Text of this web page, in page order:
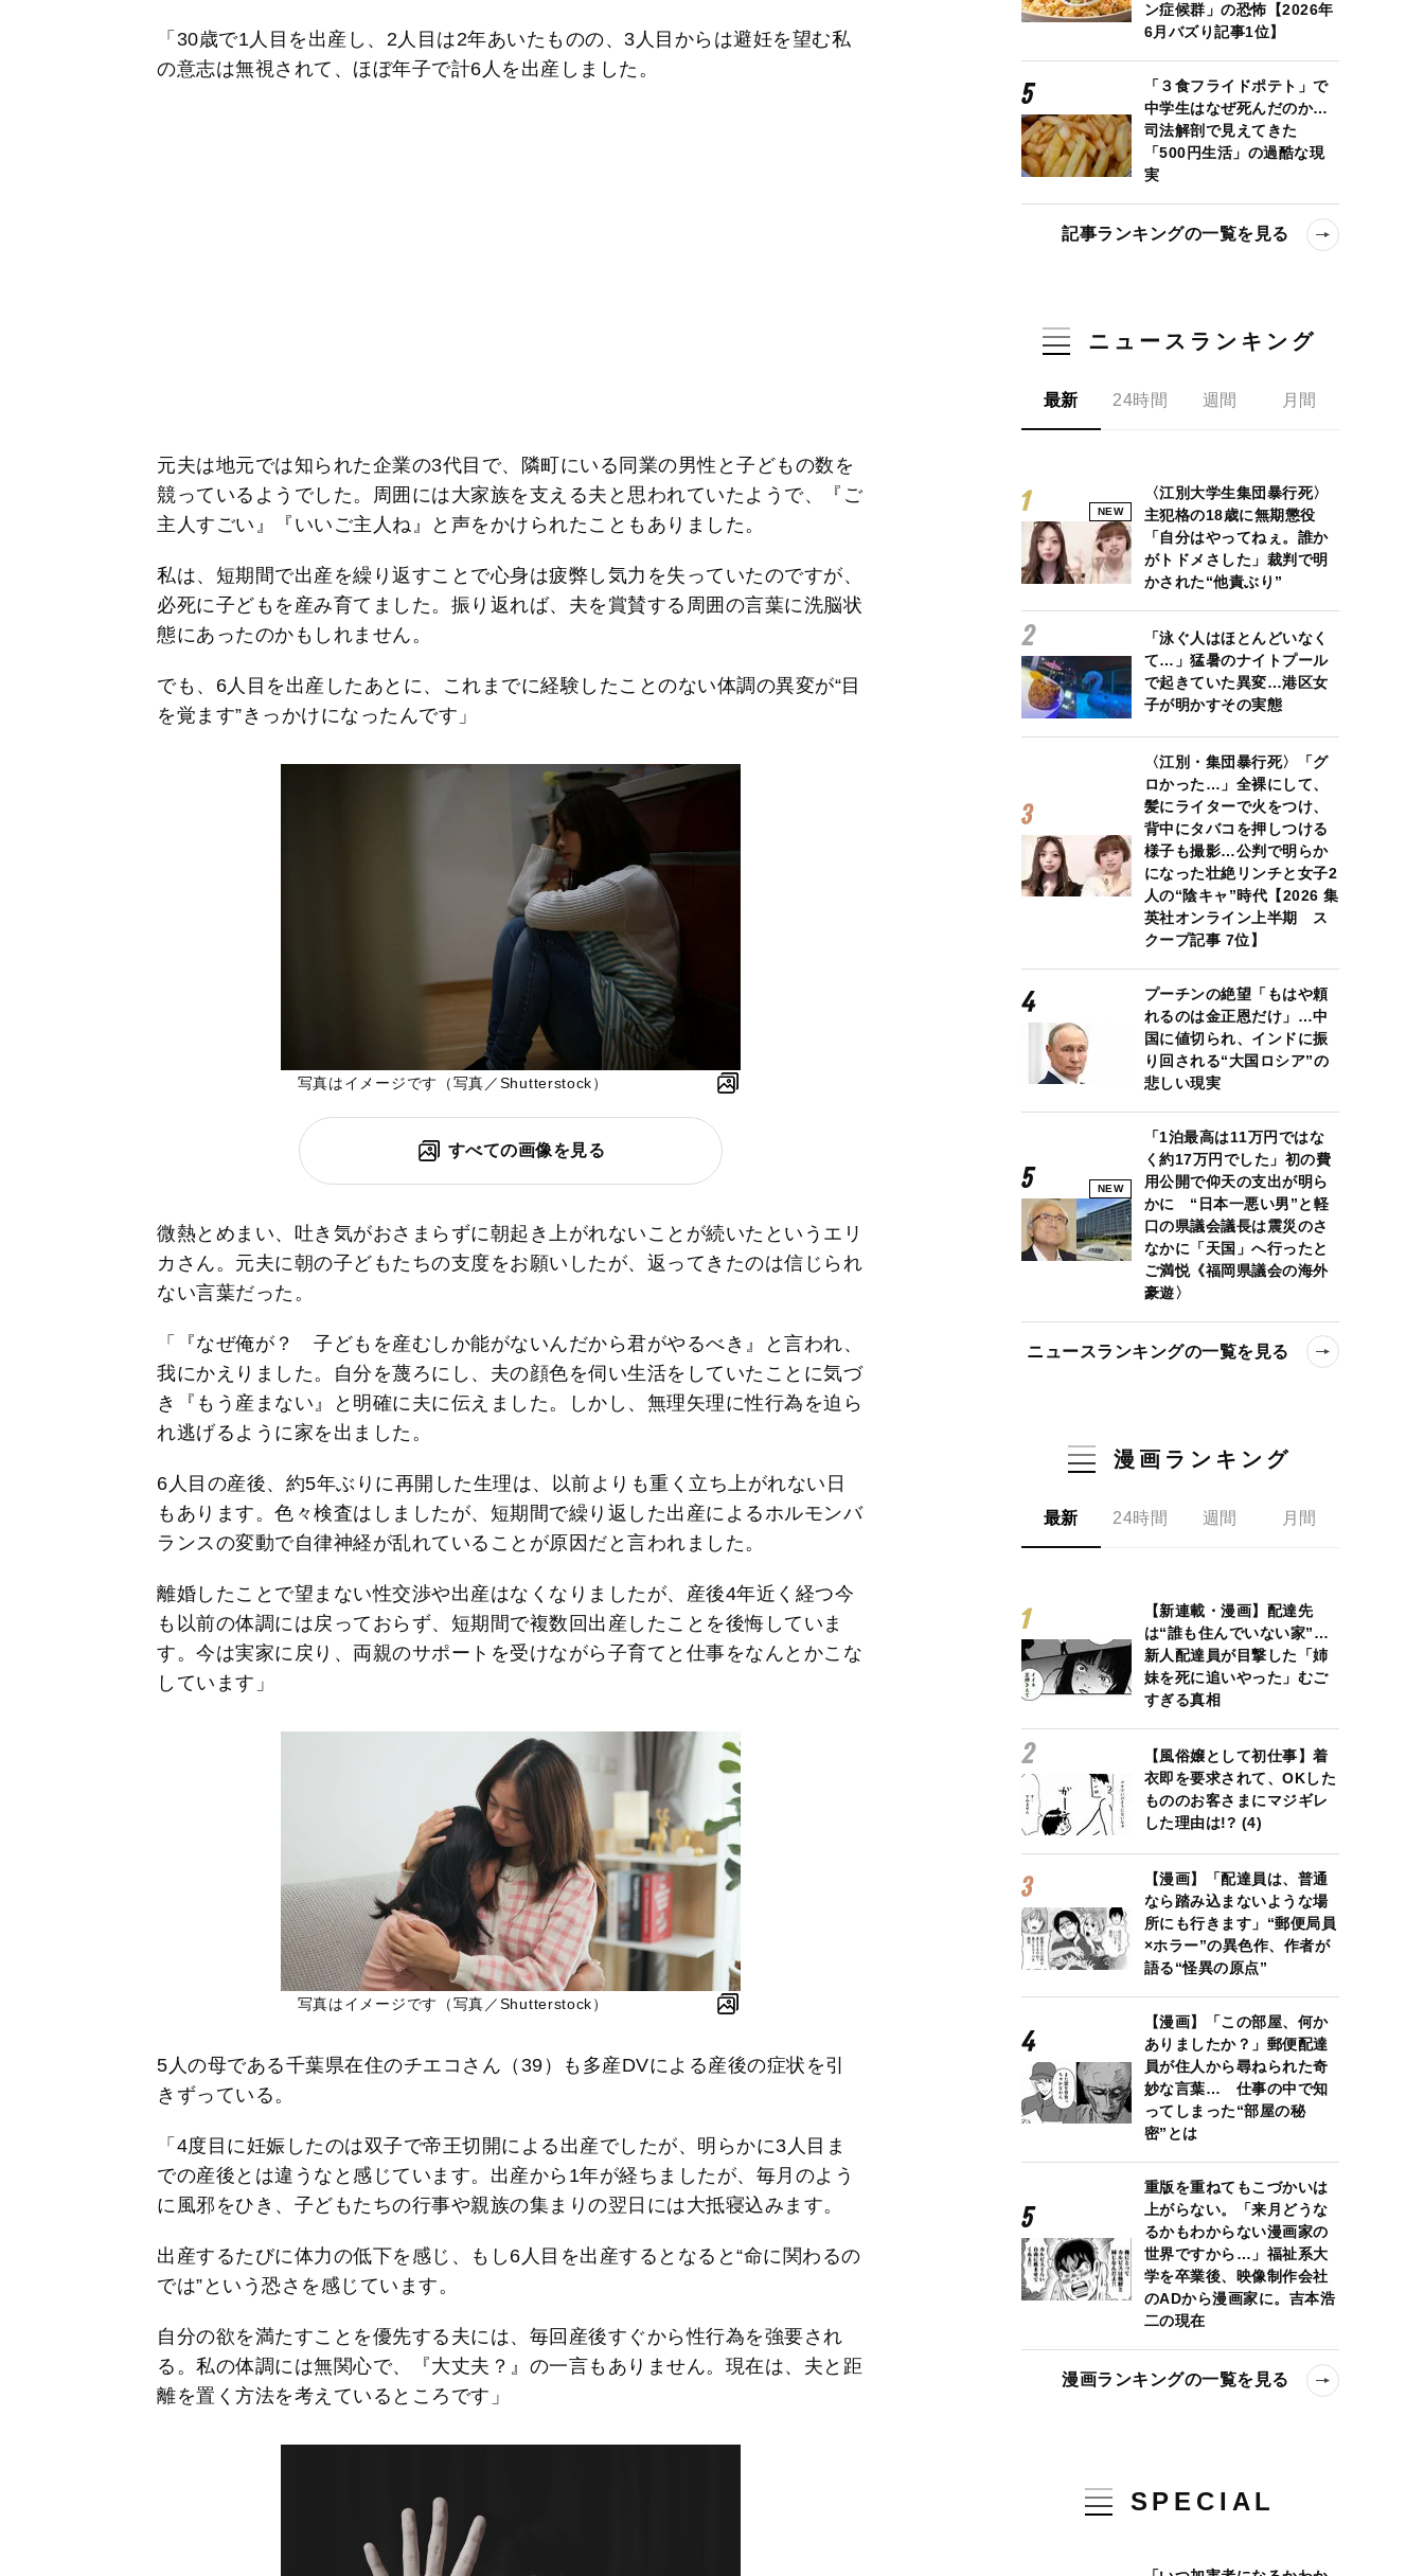
「30歳で1人目を出産し、2人目は2年あいたものの、3人目からは避妊を望む私
の意志は無視されて、ほぼ年子で計6人を出産しました。
元夫は地元では知られた企業の3代目で、隣町にいる同業の男性と子どもの数を
競っているようでした。周囲には大家族を支える夫と思われていたようで、『ご
主人すごい』『いいご主人ね』と声をかけられたこともありました。
私は、短期間で出産を繰り返すことで心身は疲弊し気力を失っていたのですが、
必死に子どもを産み育てました。振り返れば、夫を賞賛する周囲の言葉に洗脳状
態にあったのかもしれません。
でも、6人目を出産したあとに、これまでに経験したことのない体調の異変が“目
を覚ます”きっかけになったんです」
写真はイメージです（写真／Shutterstock）
すべての画像を見る
微熱とめまい、吐き気がおさまらずに朝起き上がれないことが続いたというエリ
カさん。元夫に朝の子どもたちの支度をお願いしたが、返ってきたのは信じられ
ない言葉だった。
「『なぜ俺が？ 子どもを産むしか能がないんだから君がやるべき』と言われ、
我にかえりました。自分を蔑ろにし、夫の顔色を伺い生活をしていたことに気づ
き『もう産まない』と明確に夫に伝えました。しかし、無理矢理に性行為を迫ら
れ逃げるように家を出ました。
6人目の産後、約5年ぶりに再開した生理は、以前よりも重く立ち上がれない日
もあります。色々検査はしましたが、短期間で繰り返した出産によるホルモンバ
ランスの変動で自律神経が乱れていることが原因だと言われました。
離婚したことで望まない性交渉や出産はなくなりましたが、産後4年近く経つ今
も以前の体調には戻っておらず、短期間で複数回出産したことを後悔していま
す。今は実家に戻り、両親のサポートを受けながら子育てと仕事をなんとかこな
しています」
写真はイメージです（写真／Shutterstock）
5人の母である千葉県在住のチエコさん（39）も多産DVによる産後の症状を引
きずっている。
「4度目に妊娠したのは双子で帝王切開による出産でしたが、明らかに3人目ま
での産後とは違うなと感じています。出産から1年が経ちましたが、毎月のよう
に風邪をひき、子どもたちの行事や親族の集まりの翌日には大抵寝込みます。
出産するたびに体力の低下を感じ、もし6人目を出産するとなると“命に関わるの
では”という恐さを感じています。
自分の欲を満たすことを優先する夫には、毎回産後すぐから性行為を強要され
る。私の体調には無関心で、『大丈夫？』の一言もありません。現在は、夫と距
離を置く方法を考えているところです」
ン症候群」の恐怖【2026年
6月バズり記事1位】
「３食フライドポテト」で
中学生はなぜ死んだのか…
司法解剖で見えてきた
「500円生活」の過酷な現
実
記事ランキングの一覧を見る
ニュースランキング
最新 24時間 週間 月間
NEW
〈江別大学生集団暴行死〉
主犯格の18歳に無期懲役
「自分はやってねぇ。誰か
がトドメさした」裁判で明
かされた“他責ぶり”
「泳ぐ人はほとんどいなく
て…」猛暑のナイトプール
で起きていた異変…港区女
子が明かすその実態
〈江別・集団暴行死〉「グ
ロかった…」全裸にして、
髪にライターで火をつけ、
背中にタバコを押しつける
様子も撮影…公判で明らか
になった壮絶リンチと女子2
人の“陰キャ”時代【2026 集
英社オンライン上半期 ス
クープ記事 7位】
プーチンの絶望「もはや頼
れるのは金正恩だけ」…中
国に値切られ、インドに振
り回される“大国ロシア”の
悲しい現実
NEW
「1泊最高は11万円ではな
く約17万円でした」初の費
用公開で仰天の支出が明ら
かに “日本一悪い男”と軽
口の県議会議長は震災のさ
なかに「天国」へ行ったと
ご満悦《福岡県議会の海外
豪遊〉
ニュースランキングの一覧を見る
漫画ランキング
最新 24時間 週間 月間
【新連載・漫画】配達先
は“誰も住んでいない家”…
新人配達員が目撃した「姉
妹を死に追いやった」むご
すぎる真相
【風俗嬢として初仕事】着
衣即を要求されて、OKした
もののお客さまにマジギレ
した理由は!? (4)
【漫画】「配達員は、普通
なら踏み込まないような場
所にも行きます」“郵便局員
×ホラー”の異色作、作者が
語る“怪異の原点”
【漫画】「この部屋、何か
ありましたか？」郵便配達
員が住人から尋ねられた奇
妙な言葉… 仕事の中で知
ってしまった“部屋の秘
密”とは
重版を重ねてもこづかいは
上がらない。「来月どうな
るかもわからない漫画家の
世界ですから…」福祉系大
学を卒業後、映像制作会社
のADから漫画家に。吉本浩
二の現在
漫画ランキングの一覧を見る
SPECIAL